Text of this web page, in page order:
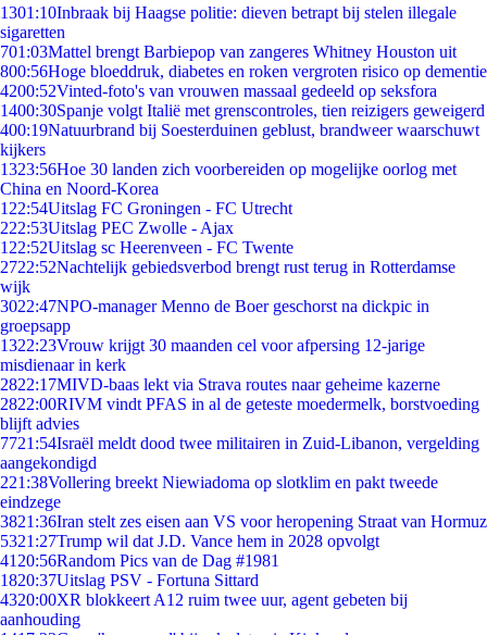
1301:10Inbraak bij Haagse politie: dieven betrapt bij stelen illegale
sigaretten
701:03Mattel brengt Barbiepop van zangeres Whitney Houston uit
800:56Hoge bloeddruk, diabetes en roken vergroten risico op dementie
4200:52Vinted-foto's van vrouwen massaal gedeeld op seksfora
1400:30Spanje volgt Italië met grenscontroles, tien reizigers geweigerd
400:19Natuurbrand bij Soesterduinen geblust, brandweer waarschuwt
kijkers
1323:56Hoe 30 landen zich voorbereiden op mogelijke oorlog met
China en Noord-Korea
1 22:54Uitslag FC Groningen - FC Utrecht
222:53Uitslag PEC Zwolle - Ajax
1 22:52Uitslag sc Heerenveen - FC Twente
2722:52Nachtelijk gebiedsverbod brengt rust terug in Rotterdamse
wijk
3022:47NPO-manager Menno de Boer geschorst na dickpic in
groepsapp
1322:23Vrouw krijgt 30 maanden cel voor afpersing 12-jarige
misdienaar in kerk
2822:17MIVD-baas lekt via Strava routes naar geheime kazerne
2822:00RIVM vindt PFAS in al de geteste moedermelk, borstvoeding
blijft advies
7721:54Israël meldt dood twee militairen in Zuid-Libanon, vergelding
aangekondigd
221:38Vollering breekt Niewiadoma op slotklim en pakt tweede
eindzege
3821:36Iran stelt zes eisen aan VS voor heropening Straat van Hormuz
5321:27Trump wil dat J.D. Vance hem in 2028 opvolgt
41 20:56Random Pics van de Dag #1981
1820:37Uitslag PSV - Fortuna Sittard
4320:00XR blokkeert A12 ruim twee uur, agent gebeten bij
aanhouding